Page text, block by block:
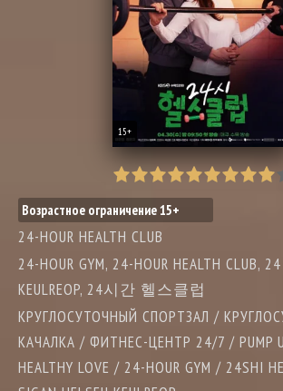
15+
Возрастное ограничение 15+
24-HOUR HEALTH CLUB
24-HOUR GYM, 24-HOUR HEALTH CLUB,
KEULREOP, 24시간 헬스클럽
КРУГЛОСУТОЧНЫЙ СПОРТЗАЛ /
КАЧАЛКА / ФИТНЕС-ЦЕНТР 24/7 / PUMP
HEALTHY LOVE / 24-HOUR GYM / 24SHI